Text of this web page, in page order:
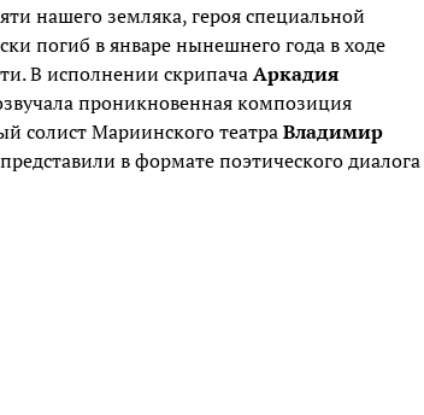
нашего земляка, героя специальной
погиб в январе нынешнего года в ходе
В исполнении скрипачаАркадия
проникновенная композиция
солист Мариинского театраВладимир
в формате поэтического диалога